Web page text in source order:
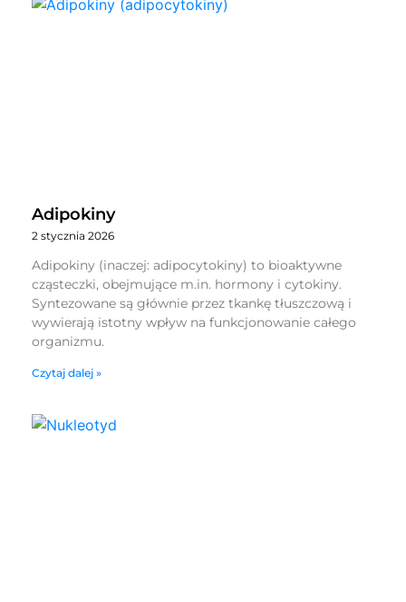
Adipokiny
2 stycznia 2026
Adipokiny (inaczej: adipocytokiny) to bioaktywne
cząsteczki, obejmujące m.in. hormony i cytokiny.
Syntezowane są głównie przez tkankę tłuszczową i
wywierają istotny wpływ na funkcjonowanie całego
organizmu.
Czytaj dalej »